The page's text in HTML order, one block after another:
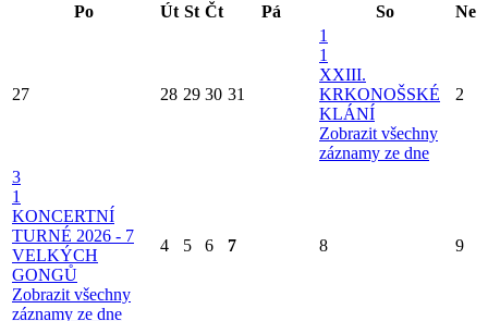
Po
Út St Čt Pá So Ne
27 28 29 30 31
1
1
XXIII.
KRKONOŠSKÉ
KLÁNÍ
Zobrazit všechny
záznamy ze dne
2
3
1
KONCERTNÍ
TURNÉ 2026 - 7
VELKÝCH
GONGŮ
Zobrazit všechny
záznamy ze dne
4 5 6 7 8 9